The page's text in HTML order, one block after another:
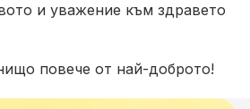
и уважение към здравето
повече от най-доброто!